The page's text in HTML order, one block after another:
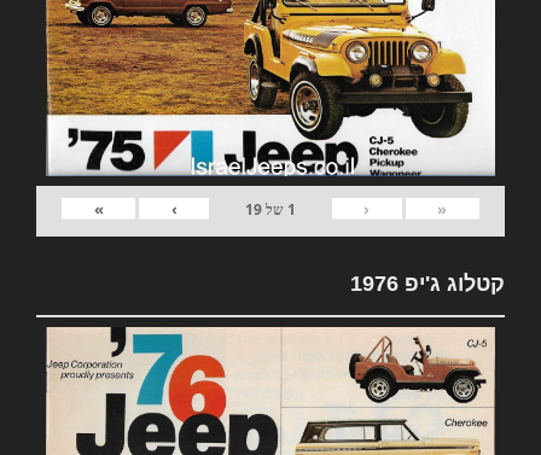
«
‹
1 של19
›
»
קטלוג ג'יפ 1976